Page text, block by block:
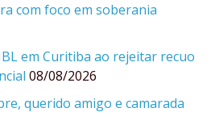
com foco em soberania
em Curitiba ao rejeitar recuo
08/08/2026
querido amigo e camarada